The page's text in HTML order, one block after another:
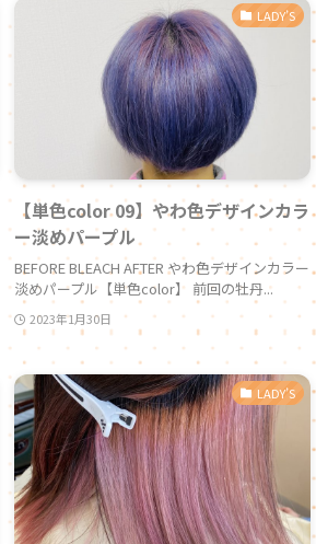
LADY’S
【単色color 09】やわ色デザインカラ
ー淡めパープル
BEFORE BLEACH AFTER やわ色デザインカラー
淡めパープル【単色color】 前回の牡丹...
2023年1月30日
LADY’S